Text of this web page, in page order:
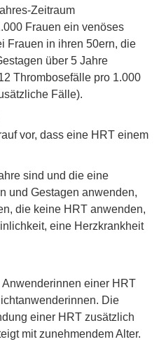
Zeitraum
Frauen ein venöses
Frauen in ihren 50ern, die
über 5 Jahre
Thrombosefälle pro 1.000
Fälle).
vor, dass eine HRT einem
sind und die eine
und Gestagen anwenden,
die keine HRT anwenden,
eine Herzkrankheit
einer HRT
Die
einer HRT zusätzlich
mit zunehmendem Alter.